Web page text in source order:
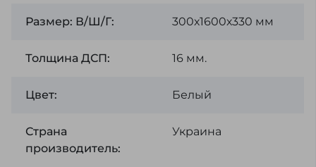
Размер: В/Ш/Г: 300х1600х330 мм
Толщина ДСП: 16 мм.
Цвет: Белый
Страна
производитель:
Украина